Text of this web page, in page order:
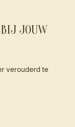
JOUW
verouderd te